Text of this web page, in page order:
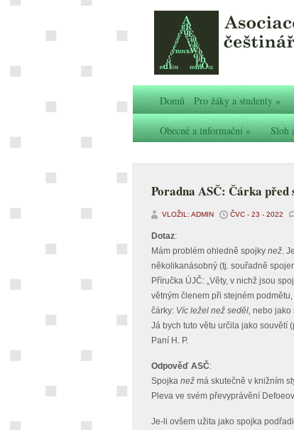
Domů Pro žáky a studenty»
Obecné a informační» Sloh
Poradna ASČ: Čárka před
VLOŽIL: ADMIN ČVC - 23 - 2022
Dotaz:
Mám problém ohledně spojky než.
několikanásobný (tj. souřadně
Příručka ÚJČ: „Věty, v nichž jsou
větným členem při stejném
čárky: Víc ležel než seděl, nebo jako
Já bych tuto větu určila jako souvětí
Paní H. P.
Odpověď ASČ:
Spojka než má skutečně v knižním
Pleva ve svém převyprávění
Je-li ovšem užita jako spojka